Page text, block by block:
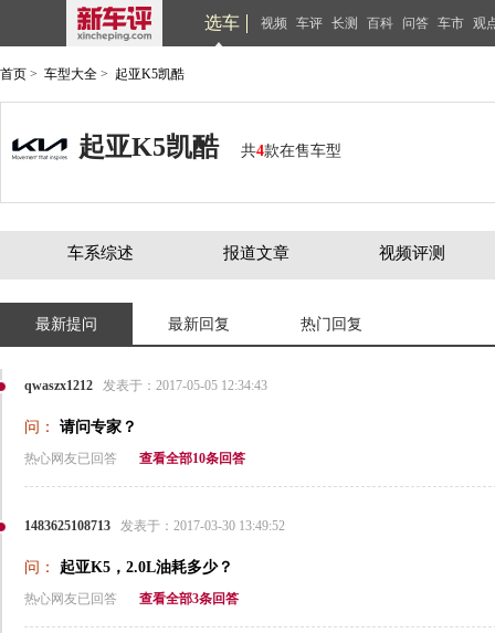
选车 视频 车评 长测 百科 问答 车市 观
首页 > 车型大全 > 起亚K5凯酷
起亚K5凯酷 共4款在售车型
车系综述 报道文章 视频评测
最新提问 最新回复 热门回复
qwaszx1212 发表于：2017-05-05 12:34:43
问： 请问专家？
热心网友已回答 查看全部10条回答
1483625108713 发表于：2017-03-30 13:49:52
问： 起亚K5，2.0L油耗多少？
热心网友已回答 查看全部3条回答